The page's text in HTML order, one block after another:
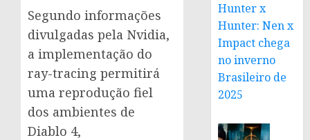
Segundo informações
divulgadas pela Nvidia,
a implementação do
ray-tracing permitirá
uma reprodução fiel
dos ambientes de
Diablo 4,
Hunter x
Hunter: Nen x
Impact chega
no inverno
Brasileiro de
2025